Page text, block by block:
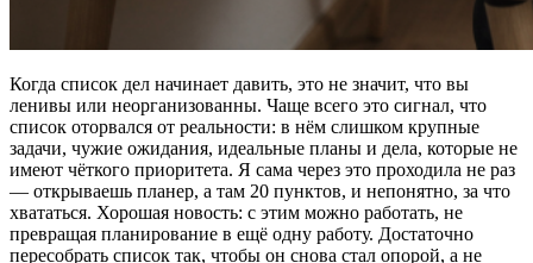
Когда список дел начинает давить, это не значит, что вы
ленивы или неорганизованны. Чаще всего это сигнал, что
список оторвался от реальности: в нём слишком крупные
задачи, чужие ожидания, идеальные планы и дела, которые не
имеют чёткого приоритета. Я сама через это проходила не раз
— открываешь планер, а там 20 пунктов, и непонятно, за что
хвататься. Хорошая новость: с этим можно работать, не
превращая планирование в ещё одну работу. Достаточно
пересобрать список так, чтобы он снова стал опорой, а не